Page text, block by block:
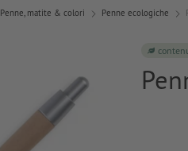
Penne, matite & colori Penne ecologiche